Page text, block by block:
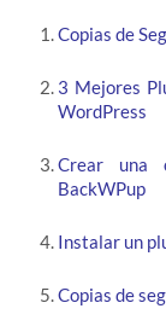
Copias de
3 Mejores
WordPress
Crear una
BackWPup
Instalar un
Copias de